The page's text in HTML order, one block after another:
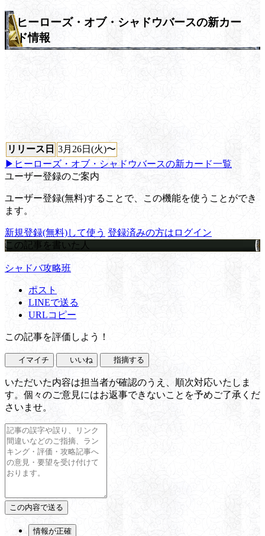
ヒーローズ・オブ・シャドウバースの新カー
ド情報
リリース日 3月26日(火)〜
▶ヒーローズ・オブ・シャドウバースの新カード一覧
ユーザー登録のご案内
ユーザー登録(無料)することで、この機能を使うことができ
ます。
新規登録(無料)して使う 登録済みの方はログイン
この記事を書いた人
シャドバ攻略班
ポスト
LINEで送る
URLコピー
この記事を評価しよう！
イマイチ いいね 指摘する
いただいた内容は担当者が確認のうえ、順次対応いたしま
す。個々のご意見にはお返事できないことを予めご了承くだ
さいませ。
情報が正確